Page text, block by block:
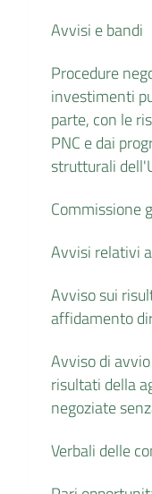
Avvisi e bandi
Procedure
investimenti
parte, con le
PNC e dai
strutturali
Commissione
Avvisi relativi
Avviso sui
affidamento
Avviso di
risultati della
negoziate
Verbali delle